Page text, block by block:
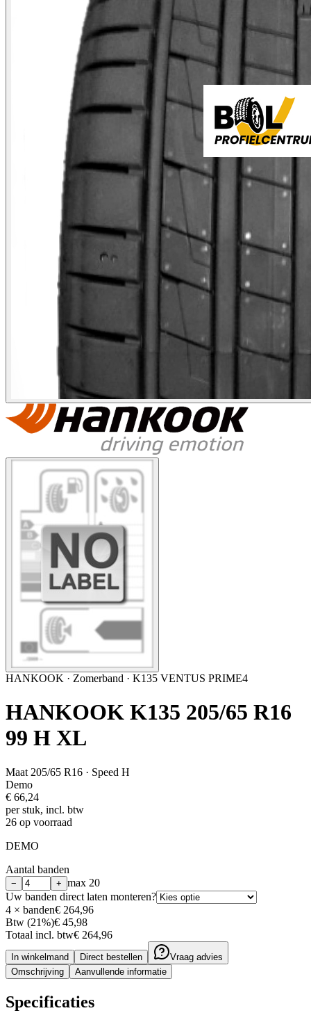
HANKOOK · Zomerband · K135 VENTUS PRIME4
HANKOOK K135 205/65 R16
99 H XL
Maat 205/65 R16 · Speed H
Demo
€ 66,24
per stuk, incl. btw
26 op voorraad
DEMO
Aantal banden
− + max 20
Uw banden direct laten monteren?
4 × banden€ 264,96
Btw (21%)€ 45,98
Totaal incl. btw€ 264,96
In winkelmand Direct bestellen
Vraag advies
Omschrijving
Aanvullende informatie
Specificaties